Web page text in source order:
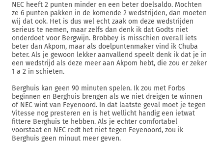
NEC heeft 2 punten minder en een beter doelsaldo. Mochten
ze 6 punten pakken in de komende 2 wedstrijden, dan moeten
wij dat ook. Het is dus wel echt zaak om deze wedstrijden
serieus te nemen, maar zelfs dan denk ik dat Godts niet
onderdoet voor Bergwijn. Brobbey is misschien overall iets
beter dan Akpom, maar als doelpuntenmaker vind ik Chuba
beter. Als je gewoon lekker aanvallend speelt denk ik dat je in
een wedstrijd als deze meer aan Akpom hebt, die zou er zeker
1 a 2 in schieten.
Berghuis kan geen 90 minuten spelen. Ik zou met Forbs
beginnen en Berghuis brengen als we niet dreigen te winnen
of NEC wint van Feyenoord. In dat laatste geval moet je tegen
Vitesse nog presteren en is het wellicht handig een ietwat
fittere Berghuis te hebben. Als je echter comfortabel
voorstaat en NEC redt het niet tegen Feyenoord, zou ik
Berghuis geen minuut meer geven.